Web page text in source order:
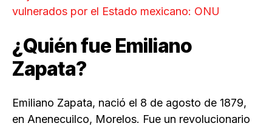
vulnerados por el Estado mexicano: ONU
¿Quién fue Emiliano
Zapata?
Emiliano Zapata, nació el 8 de agosto de 1879,
en Anenecuilco, Morelos. Fue un revolucionario